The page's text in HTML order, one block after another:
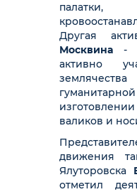
Другая
Москвина -
активно
валиков и
движения
Ялуторовска
отметил